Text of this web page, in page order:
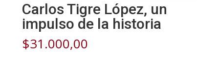
Carlos Tigre López, un
impulso de la historia
$31.000,00